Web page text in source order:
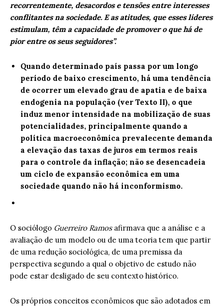
recorrentemente, desacordos e tensões entre interesses
conflitantes na sociedade. E as atitudes, que esses líderes
estimulam, têm a capacidade de promover o que há de
pior entre os seus seguidores”.
Quando determinado país passa por um longo
período de baixo crescimento, há uma tendência
de ocorrer um elevado grau de apatia e de baixa
endogenia na população (ver Texto II), o que
induz menor intensidade na mobilização de suas
potencialidades, principalmente quando a
política macroeconômica prevalecente demanda
a elevação das taxas de juros em termos reais
para o controle da inflação; não se desencadeia
um ciclo de expansão econômica em uma
sociedade quando não há inconformismo.
O sociólogo Guerreiro Ramosafirmava que a análise e a
avaliação de um modelo ou de uma teoria tem que partir
de uma redução sociológica, de uma premissa da
perspectiva segundo a qual o objetivo de estudo não
pode estar desligado de seu contexto histórico.
Os próprios conceitos econômicos que são adotados em